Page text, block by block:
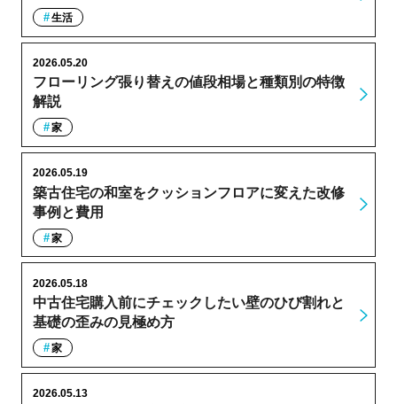
生活
フローリング張り替えの値段相場と種類別の特徴
解説
2026.05.20
家
築古住宅の和室をクッションフロアに変えた改修
事例と費用
2026.05.19
家
中古住宅購入前にチェックしたい壁のひび割れと
基礎の歪みの見極め方
2026.05.18
家
2026.05.13